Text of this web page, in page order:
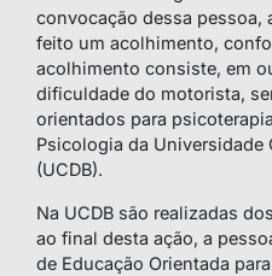
convocação dessa pessoa,
feito um acolhimento,
acolhimento consiste, em
dificuldade do motorista,
orientados para
Psicologia da Universidade
(UCDB).
Na UCDB são realizadas
ao final desta ação, a
de Educação Orientada